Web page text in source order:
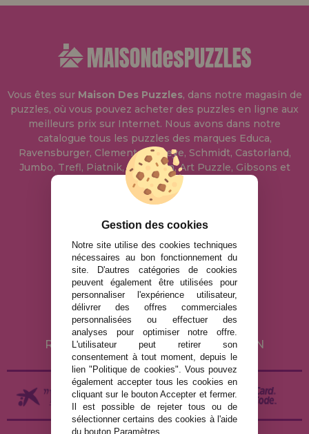
Vous êtes sur Maison Des Puzzles, dans notre magasin de
puzzles, où vous pouvez acheter des puzzles en ligne aux
meilleurs prix sur Internet. Nous avons dans notre
catalogue tous les puzzles des marques Educa,
Ravensburger, Clementoni, Heye, Schmidt, Castorland,
Jumbo, Trefl, Piatnik, Anatolian, Art Puzzle, Gibsons et
bien d'autres.
info@maisondespuzzles.fr
MENTIONS LÉGALES
POLITIQUE DE CONFIDENTIALITÉ
POLITIQUE DE COOKIES
LIVRAISON ET RETOUR
RETOURS / DROIT DE RÉTRACTATION
Gestion des cookies
Notre site utilise des cookies techniques
nécessaires au bon fonctionnement du
site. D'autres catégories de cookies
peuvent également être utilisées pour
personnaliser l'expérience utilisateur,
délivrer des offres commerciales
personnalisées ou effectuer des
analyses pour optimiser notre offre.
L'utilisateur peut retirer son
consentement à tout moment, depuis le
lien "Politique de cookies". Vous pouvez
également accepter tous les cookies en
cliquant sur le bouton Accepter et fermer.
Il est possible de rejeter tous ou de
sélectionner certains des cookies à l'aide
du bouton Paramètres.